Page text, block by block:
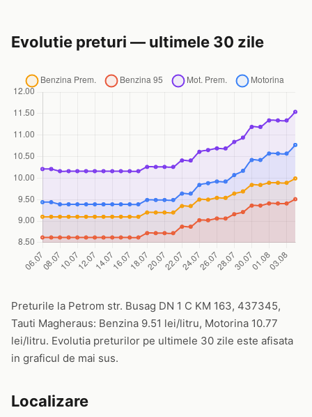
Evolutie preturi — ultimele 30 zile
Preturile la Petrom str. Busag DN 1 C KM 163, 437345,
Tauti Magheraus: Benzina 9.51 lei/litru, Motorina 10.77
lei/litru. Evolutia preturilor pe ultimele 30 zile este afisata
in graficul de mai sus.
Localizare